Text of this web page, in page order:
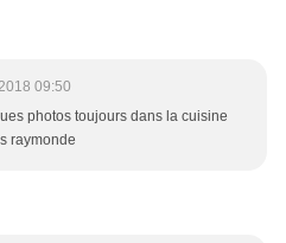
09:50
photos toujours dans la cuisine
raymonde